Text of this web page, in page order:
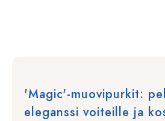
'Magic'-muovipurkit:
eleganssi voiteille ja